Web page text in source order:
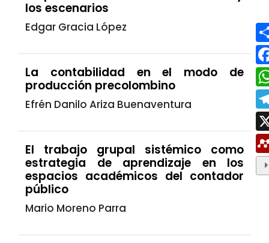
los escenarios
Edgar Gracia López
La contabilidad en el modo de
producción precolombino
Efrén Danilo Ariza Buenaventura
El trabajo grupal sistémico como
estrategia de aprendizaje en los
espacios académicos del contador
público
Mario Moreno Parra